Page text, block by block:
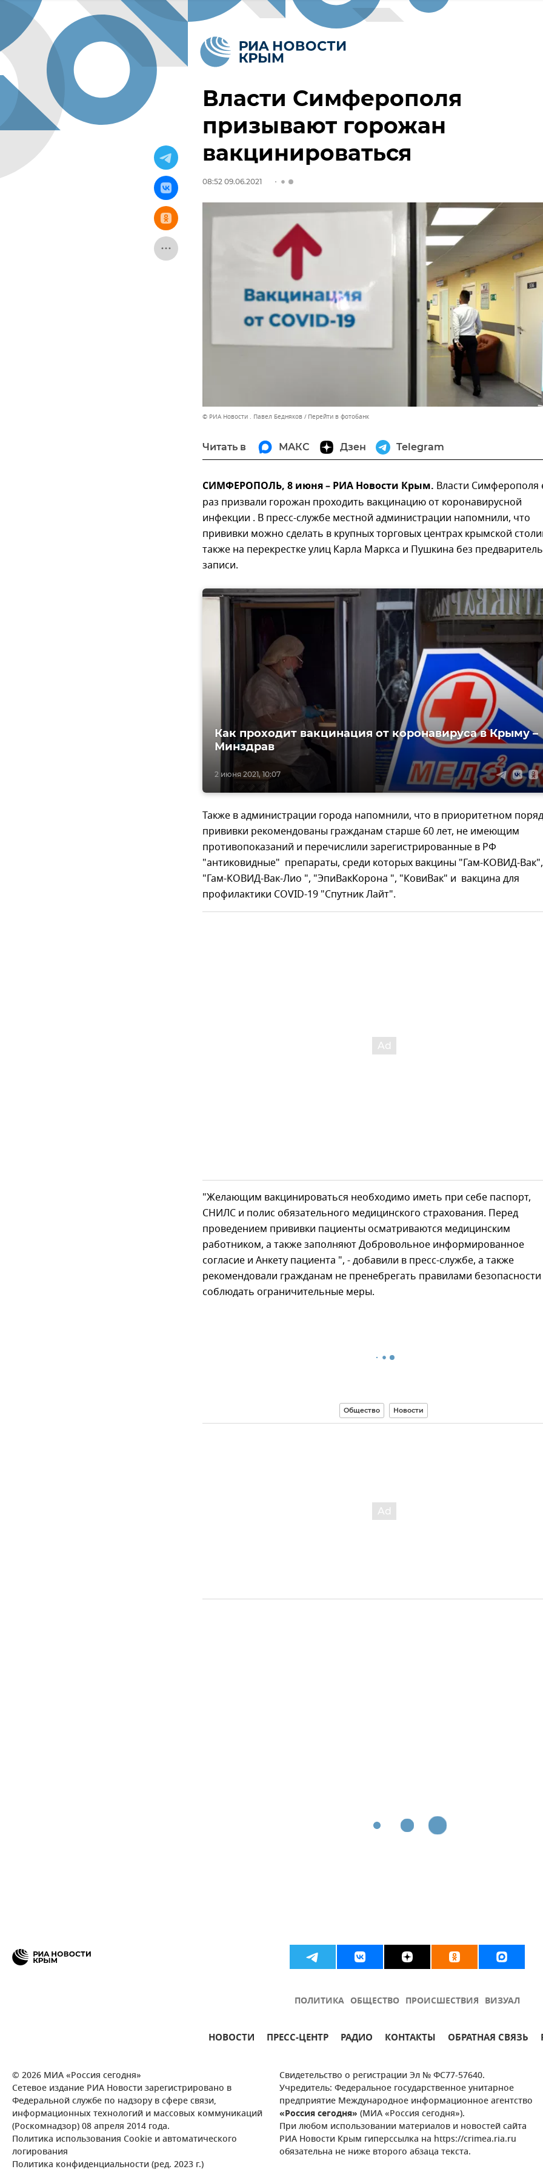
Власти Симферополя
призывают горожан
вакцинироваться
08:52 09.06.2021
© РИА Новости . Павел Бедняков Перейти в фотобанк
Читать в МАКС Дзен Telegram
СИМФЕРОПОЛЬ, 8 июня – РИА Новости Крым. Власти
раз призвали горожан проходить вакцинацию от коронавирусной
инфекции . В пресс-службе местной администрации напомнили, что
прививки можно сделать в крупных торговых центрах крымской
также на перекрестке улиц Карла Маркса и Пушкина без
записи.
2 июня 2021, 10:07
Как проходит вакцинация от коронавируса в Крыму –
Минздрав
Также в администрации города напомнили, что в приоритетном
прививки рекомендованы гражданам старше 60 лет, не имеющим
противопоказаний и перечислили зарегистрированные в РФ
"антиковидные" препараты, среди которых вакцины "Гам-КОВИД-Вак",
"Гам-КОВИД-Вак-Лио ", "ЭпиВакКорона ", "КовиВак" и вакцина для
профилактики COVID-19 "Спутник Лайт".
"Желающим вакцинироваться необходимо иметь при себе паспорт,
СНИЛС и полис обязательного медицинского страхования. Перед
проведением прививки пациенты осматриваются медицинским
работником, а также заполняют Добровольное информированное
согласие и Анкету пациента ", - добавили в пресс-службе, а также
рекомендовали гражданам не пренебрегать правилами
соблюдать ограничительные меры.
Общество Новости
ПОЛИТИКА ОБЩЕСТВО ПРОИСШЕСТВИЯ ВИЗУАЛ
НОВОСТИ ПРЕСС-ЦЕНТР РАДИО КОНТАКТЫ ОБРАТНАЯ СВЯЗЬ
© 2026 МИА «Россия сегодня»
Сетевое издание РИА Новости зарегистрировано в
Федеральной службе по надзору в сфере связи,
информационных технологий и массовых коммуникаций
(Роскомнадзор) 08 апреля 2014 года.
Политика использования Cookie и автоматического
логирования
Политика конфиденциальности (ред. 2023 г.)
Свидетельство о регистрации Эл № ФС77-57640.
Учредитель: Федеральное государственное унитарное
предприятие Международное информационное агентство
«Россия сегодня» (МИА «Россия сегодня»).
При любом использовании материалов и новостей сайта
РИА Новости Крым гиперссылка на https://crimea.ria.ru
обязательна не ниже второго абзаца текста.